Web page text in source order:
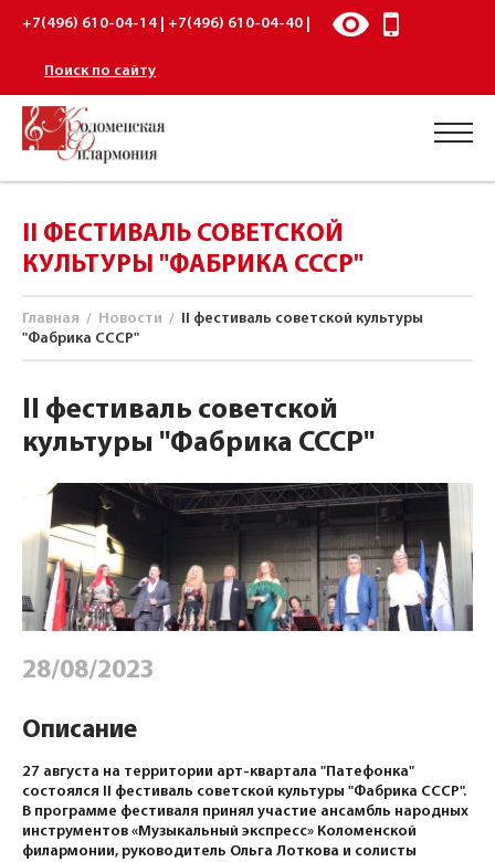
+7(496) 610-04-14 | +7(496) 610-04-40 |
Поиск по сайту
II ФЕСТИВАЛЬ СОВЕТСКОЙ
КУЛЬТУРЫ "ФАБРИКА СССР"
Главная / Новости / II фестиваль советской культуры
"Фабрика СССР"
II фестиваль советской
культуры "Фабрика СССР"
28/08/2023
Описание
27 августа на территории арт-квартала "Патефонка"
состоялся II фестиваль советской культуры "Фабрика СССР".
В программе фестиваля принял участие ансамбль народных
инструментов «Музыкальный экспресс» Коломенской
филармонии, руководитель Ольга Лоткова и солисты